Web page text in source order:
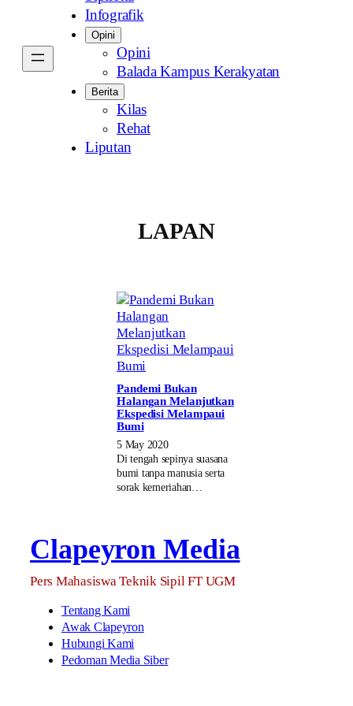
Infografik
Opini
Opini
Balada Kampus Kerakyatan
Berita
Kilas
Rehat
Liputan
LAPAN
Pandemi Bukan
Halangan Melanjutkan
Ekspedisi Melampaui
Bumi
5 May 2020
Di tengah sepinya suasana
bumi tanpa manusia serta
sorak kemeriahan…
Clapeyron Media
Pers Mahasiswa Teknik Sipil FT UGM
Tentang Kami
Awak Clapeyron
Hubungi Kami
Pedoman Media Siber